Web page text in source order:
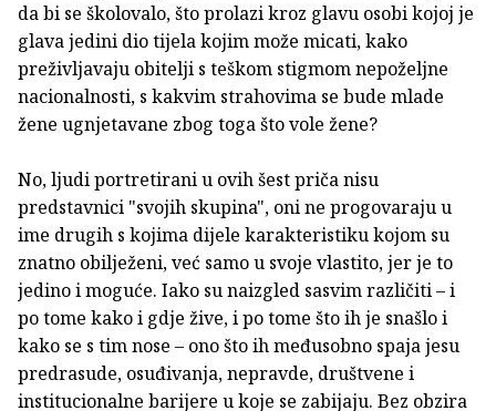
da bi se školovalo, što prolazi kroz glavu osobi kojoj je
glava jedini dio tijela kojim može micati, kako
preživljavaju obitelji s teškom stigmom nepoželjne
nacionalnosti, s kakvim strahovima se bude mlade
žene ugnjetavane zbog toga što vole žene?
No, ljudi portretirani u ovih šest priča nisu
predstavnici "svojih skupina", oni ne progovaraju u
ime drugih s kojima dijele karakteristiku kojom su
znatno obilježeni, već samo u svoje vlastito, jer je to
jedino i moguće. Iako su naizgled sasvim različiti – i
po tome kako i gdje žive, i po tome što ih je snašlo i
kako se s tim nose – ono što ih međusobno spaja jesu
predrasude, osuđivanja, nepravde, društvene i
institucionalne barijere u koje se zabijaju. Bez obzira